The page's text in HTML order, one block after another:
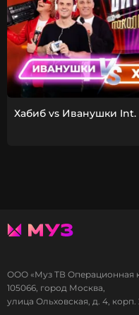
Хабиб vs Иванушки Int.
ООО «Муз ТВ Операционная
105066, город Москва,
улица Ольховская, д. 4, корп.